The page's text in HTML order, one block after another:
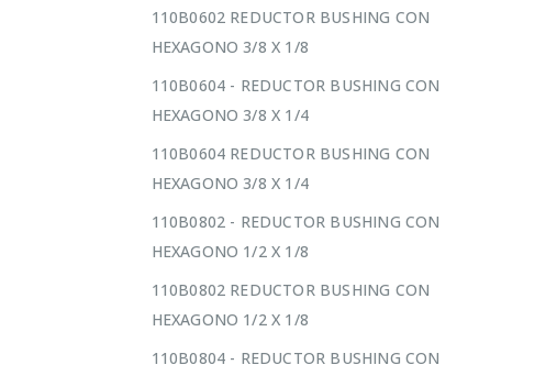
110B0602 REDUCTOR BUSHING CON
HEXAGONO 3/8 X 1/8
110B0604 - REDUCTOR BUSHING CON
HEXAGONO 3/8 X 1/4
110B0604 REDUCTOR BUSHING CON
HEXAGONO 3/8 X 1/4
110B0802 - REDUCTOR BUSHING CON
HEXAGONO 1/2 X 1/8
110B0802 REDUCTOR BUSHING CON
HEXAGONO 1/2 X 1/8
110B0804 - REDUCTOR BUSHING CON